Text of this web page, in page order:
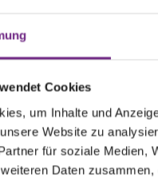
Cookies
um Inhalte und
Website zu
für soziale Medien,
Daten
erhoffen Sie sich von
der erfolgreichen
Bereich
voranzutreiben, neue
Persönliche
Lösungen stehen